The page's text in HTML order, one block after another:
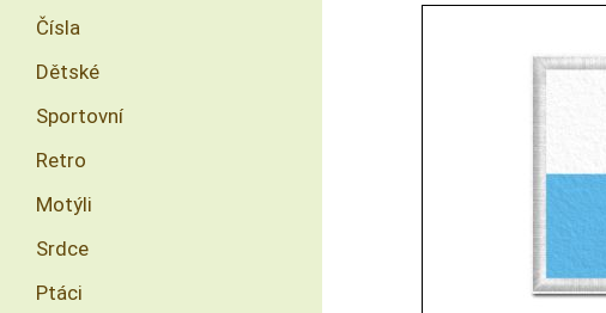
Čísla
Dětské
Sportovní
Retro
Motýli
Srdce
Ptáci